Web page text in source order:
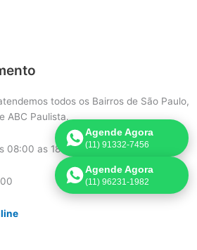
todos os Bairros de São Paulo,
ABC Paulista.
08:00 as 18:00
Agende Agora
(11) 91332-7456
Agende Agora
(11) 96231-1982